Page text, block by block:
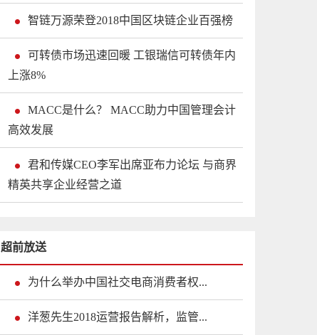
智链万源荣登2018中国区块链企业百强榜
可转债市场迅速回暖 工银瑞信可转债年内
上涨8%
MACC是什么？ MACC助力中国管理会计
高效发展
君和传媒CEO李军出席亚布力论坛 与商界
精英共享企业经营之道
超前放送
为什么举办中国社交电商消费者权...
洋葱先生2018运营报告解析，监管...